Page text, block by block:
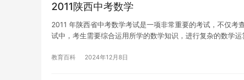
2011陕西中考数学
2011 年陕西省中考数学考试是一项非常重要的考试，不仅
试中，考生需要综合运用所学的数学知识，进行复杂的数学
教育百科 2024年12月8日